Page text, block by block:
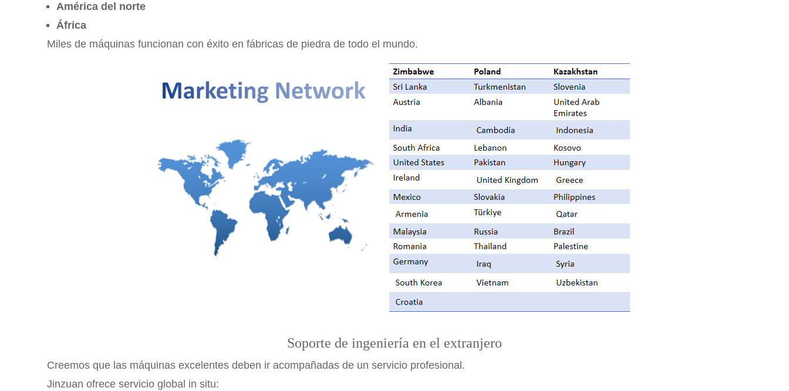
América del norte
África
Miles de máquinas funcionan con éxito en fábricas de piedra de todo el mundo.
Soporte de ingeniería en el extranjero
Creemos que las máquinas excelentes deben ir acompañadas de un servicio profesional.
Jinzuan ofrece servicio global in situ: